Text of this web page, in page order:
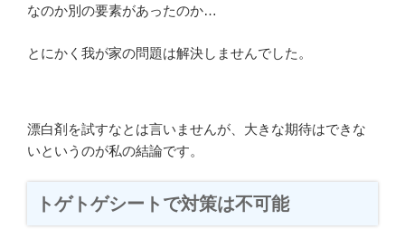
なのか別の要素があったのか…
とにかく我が家の問題は解決しませんでした。
漂白剤を試すなとは言いませんが、大きな期待はできな
いというのが私の結論です。
トゲトゲシートで対策は不可能